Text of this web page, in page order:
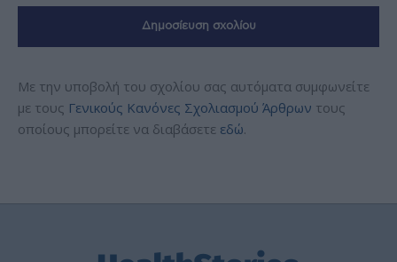
Με την υποβολή του σχολίου σας αυτόματα συμφωνείτε
με τους Γενικούς Κανόνες Σχολιασμού Άρθρων τους
οποίους μπορείτε να διαβάσετε εδώ.